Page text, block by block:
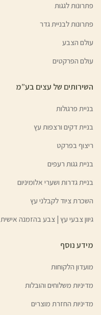
פתרונות לגגות
פתרונות לבניית גדר
עולם הצבע
עולם הפרקטים
השירותים של עצים בע”מ
בניית פרגולות
בניית דקים ורצפות עץ
ריצוף בפרקט
בניית גגות רעפים
בניית גדרות ושערי אלומיניום
השכרת ציוד לקבלני עץ
גיוון צבעי עץ | צבע בהזמנה אישית
מידע נוסף
מועדון הלקוחות
מדיניות משלוחים והובלות
מדיניות החזרת מוצרים